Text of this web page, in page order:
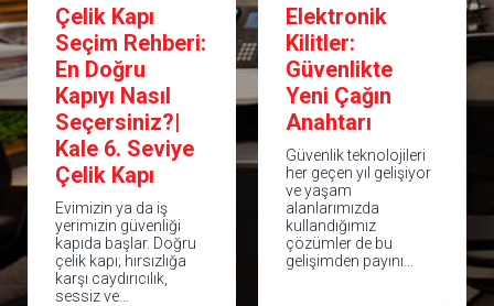
Çelik Kapı
Seçim Rehberi:
En Doğru
Kapıyı Nasıl
Seçersiniz?|
Kale 6. Seviye
Çelik Kapı
Evimizin ya da iş
yerimizin güvenliği
kapıda başlar. Doğru
çelik kapı; hırsızlığa
karşı caydırıcılık,
sessiz ve…
Elektronik
Kilitler:
Güvenlikte
Yeni Çağın
Anahtarı
Güvenlik teknolojileri
her geçen yıl gelişiyor
ve yaşam
alanlarımızda
kullandığımız
çözümler de bu
gelişimden payını…